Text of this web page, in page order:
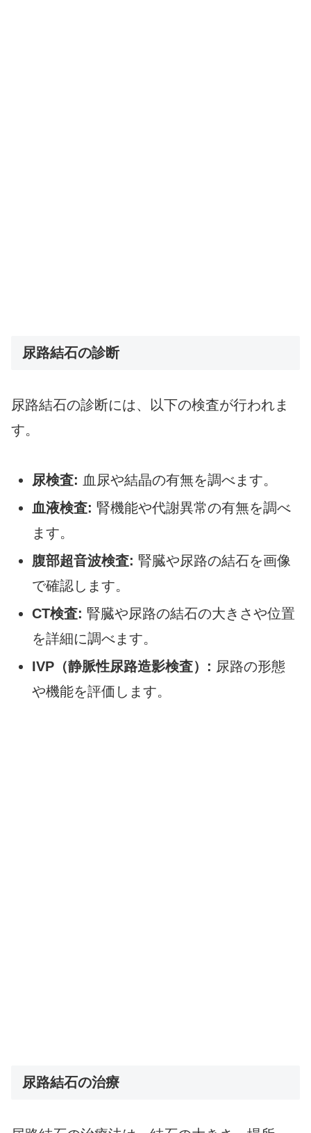
尿路結石の診断
尿路結石の診断には、以下の検査が行われま
す。
尿検査: 血尿や結晶の有無を調べます。
血液検査: 腎機能や代謝異常の有無を調べ
ます。
腹部超音波検査: 腎臓や尿路の結石を画像
で確認します。
CT検査: 腎臓や尿路の結石の大きさや位置
を詳細に調べます。
IVP（静脈性尿路造影検査）: 尿路の形態
や機能を評価します。
尿路結石の治療